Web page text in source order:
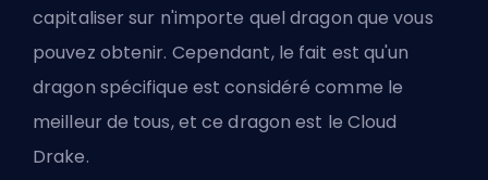
capitaliser sur n'importe quel dragon que vous
pouvez obtenir. Cependant, le fait est qu'un
dragon spécifique est considéré comme le
meilleur de tous, et ce dragon est le Cloud
Drake.